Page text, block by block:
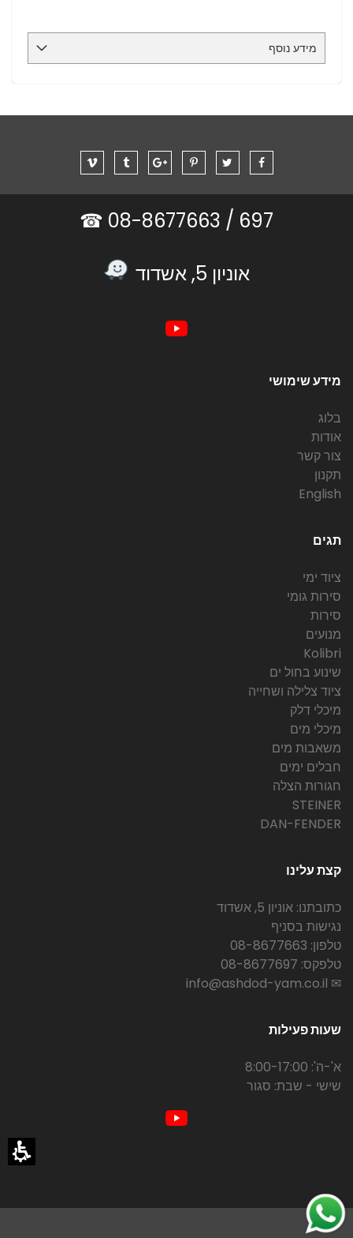
מידע נוסף
697 /
אוניון 5, אשדוד
מידע שימושי
בלוג
אודות
צור קשר
תקנון
English
תגים
ציוד ימי
סירות גומי
סירות
מנועים
Kolibri
שינוע בחול ים
ציוד צלילה ושחייה
מיכלי דלק
מיכלי מים
משאבות מים
חבלים ימים
חגורות הצלה
STEINER
DAN-FENDER
קצת עלינו
כתובתנו: אוניון 5, אשדוד
נגישות בסניף
טלפון: 08-8677663
טלפקס: 08-8677697
✉ info@ashdod-yam.co.il
שעות פעילות
א'-ה': 8:00-17:00
שישי - שבת: סגור